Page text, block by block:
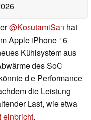
@KosutamiSan hat
Apple iPhone 16
Kühlsystem aus
des SoC
die Performance
die Leistung
Last, wie etwa
einbricht.